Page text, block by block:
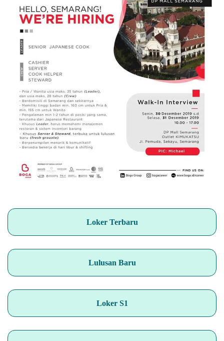
Loker Terbaru
Lulusan Baru
Loker S1